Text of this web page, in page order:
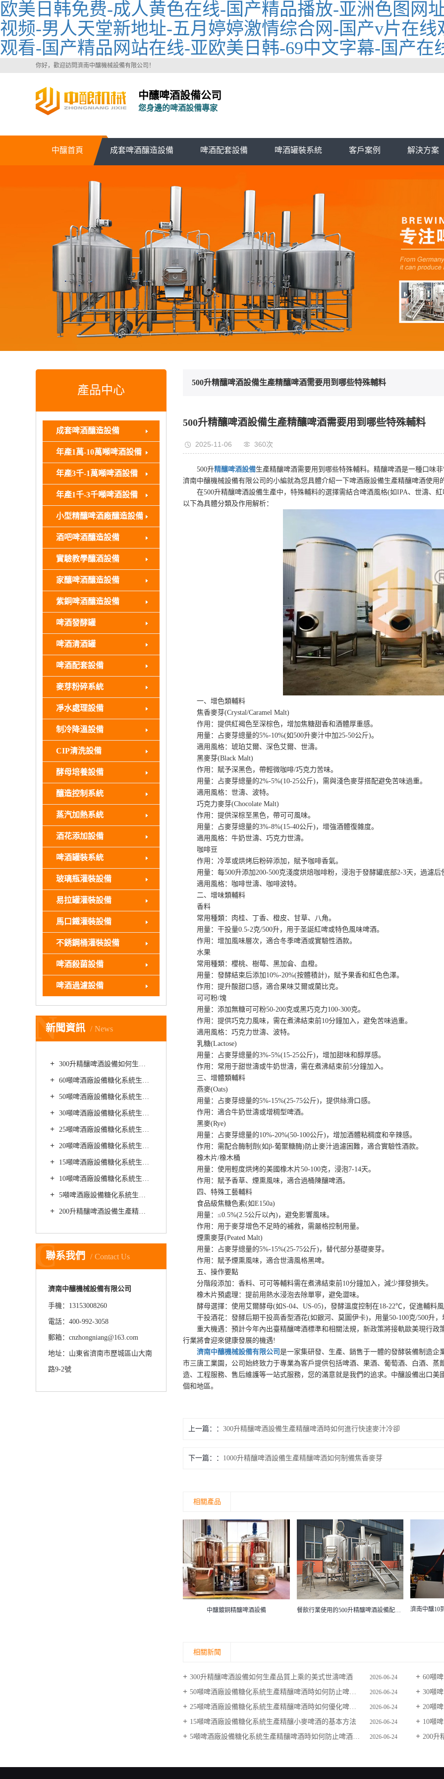
欧美日韩免费-成人黄色在线-国产精品播放-亚洲色图网
视频-男人天堂新地址-五月婷婷激情综合网-国产v片在
观看-国产精品网站在线-亚欧美日韩-69中文字幕-国产在
你好，歡迎訪問濟南中釀機械設備有限公司！
中釀啤酒設備公司
您身邊的啤酒設備專家
中釀首頁 成套啤酒釀造設備 啤酒配套設備 啤酒罐裝系統 客戶案例 解決方案
產品中心
成套啤酒釀造設備
年產1萬-10萬噸啤酒設備
年產3千-1萬噸啤酒設備
年產1千-3千噸啤酒設備
小型精釀啤酒廠釀造設備
酒吧啤酒釀造設備
實驗教學釀酒設備
家釀啤酒釀造設備
紫銅啤酒釀造設備
啤酒發酵罐
啤酒清酒罐
啤酒配套設備
麥芽粉碎系統
凈水處理設備
制冷降溫設備
CIP清洗設備
酵母培養設備
釀造控制系統
蒸汽加熱系統
酒花添加設備
啤酒罐裝系統
玻璃瓶灌裝設備
易拉罐灌裝設備
馬口鐵灌裝設備
不銹鋼桶灌裝設備
啤酒殺菌設備
啤酒過濾設備
新聞資訊 News
N
300升精釀啤酒設備如何生產品質上乘的美式世濤啤酒
60噸啤酒廠設備糖化系統生產精釀黑啤酒需要用到哪些種類的啤酒花
50噸啤酒廠設備糖化系統生產精釀啤酒時如何防止啤酒酸堿失衡
30噸啤酒廠設備糖化系統生產精釀啤酒時如何降低啤酒的整體酸度
25噸啤酒廠設備糖化系統生產精釀啤酒時如何優化啤酒的綜合口味
20噸啤酒廠設備糖化系統生產精釀黑啤有哪些營養價值
15噸啤酒廠設備糖化系統生產精釀小麥啤酒的基本方法
10噸啤酒廠設備糖化系統生產精釀啤酒如何進行麥芽發芽
5噸啤酒廠設備糖化系統生產精釀啤酒時如何防止啤酒麥芽粉碎不徹底
200升精釀啤酒設備生產精釀啤酒時如何防止啤酒的甜味過重
聯系我們 Contact Us
C
濟南中釀機械設備有限公司
手機：13153008260
電話：400-992-3058
郵箱：cnzhongniang@163.com
地址：山東省濟南市歷城區山大南
路9-2號
500升精釀啤酒設備生產精釀啤酒需要用到哪些特殊輔料
500升精釀啤酒設備生產精釀啤酒需要用到哪些特殊輔料
2025-11-06 360次
500升精釀啤酒設備生產精釀啤酒需要用到哪些特殊輔料。精釀啤酒是一種口味
濟南中釀機械設備有限公司的小編就為您具體介紹一下啤酒廠設備生產精釀啤酒使用
在500升精釀啤酒設備生產中，特殊輔料的選擇需結合啤酒風格(如IPA、世濤、
以下為具體分類及作用解析：
一、增色類輔料
焦香麥芽(Crystal/Caramel Malt)
作用：提供紅褐色至深棕色，增加焦糖甜香和酒體厚重感。
用量：占麥芽總量的5%-10%(如500升麥汁中加25-50公斤)。
適用風格：琥珀艾爾、深色艾爾、世濤。
黑麥芽(Black Malt)
作用：賦予深黑色，帶輕微咖啡/巧克力苦味。
用量：占麥芽總量的2%-5%(10-25公斤)，需與淺色麥芽搭配避免苦味過重。
適用風格：世濤、波特。
巧克力麥芽(Chocolate Malt)
作用：提供深棕至黑色，帶可可風味。
用量：占麥芽總量的3%-8%(15-40公斤)，增強酒體復雜度。
適用風格：牛奶世濤、巧克力世濤。
咖啡豆
作用：冷萃或烘烤后粉碎添加，賦予咖啡香氣。
用量：每500升添加200-500克淺度烘焙咖啡粉，浸泡于發酵罐底部2-3天，過濾后
適用風格：咖啡世濤、咖啡波特。
二、增味類輔料
香料
常用種類：肉桂、丁香、橙皮、甘草、八角。
用量：干投量0.5-2克/500升，用于圣誕紅啤或特色風味啤酒。
作用：增加風味層次，適合冬季啤酒或實驗性酒款。
水果
常用種類：櫻桃、樹莓、黑加侖、血橙。
用量：發酵結束后添加10%-20%(按體積計)，賦予果香和紅色色澤。
作用：提升酸甜口感，適合果味艾爾或蘭比克。
可可粉/塊
用量：添加無糖可可粉50-200克或黑巧克力100-300克。
作用：提供巧克力風味，需在煮沸結束前10分鐘加入，避免苦味過重。
適用風格：巧克力世濤、波特。
乳糖(Lactose)
用量：占麥芽總量的3%-5%(15-25公斤)，增加甜味和醇厚感。
作用：常用于甜世濤或牛奶世濤，需在煮沸結束前5分鐘加入。
三、增體類輔料
燕麥(Oats)
用量：占麥芽總量的5%-15%(25-75公斤)，提供絲滑口感。
作用：適合牛奶世濤或增稠型啤酒。
黑麥(Rye)
用量：占麥芽總量的10%-20%(50-100公斤)，增加酒體粘稠度和辛辣感。
作用：需配合酶制劑(如β-葡聚糖酶)防止麥汁過濾困難，適合實驗性酒款。
橡木片/橡木桶
用量：使用輕度烘烤的美國橡木片50-100克，浸泡7-14天。
作用：賦予香草、煙熏風味，適合過桶陳釀啤酒。
四、特殊工藝輔料
食品級焦糖色素(如E150a)
用量：≤0.5%(2.5公斤以內)，避免影響風味。
作用：用于麥芽增色不足時的補救，需嚴格控制用量。
煙熏麥芽(Peated Malt)
用量：占麥芽總量的5%-15%(25-75公斤)，替代部分基礎麥芽。
作用：賦予煙熏風味，適合世濤風格黑啤。
五、操作要點
分階段添加：香料、可可等輔料需在煮沸結束前10分鐘加入，減少揮發損失。
橡木片預處理：提前用熱水浸泡去除單寧，避免澀味。
酵母選擇：使用艾爾酵母(如S-04、US-05)，發酵溫度控制在18-22℃，促進輔料
干投酒花：發酵后期干投高香型酒花(如銀河、莫圖伊卡)，用量50-100克/500升，
重大機遇：預計今年內出臺精釀啤酒標準和相關法規，新政策將接軌歐美現行政
行業將會迎來健康發展的機遇!
濟南中釀機械設備有限公司 是一家集研發、生產、銷售于一體的發酵裝備制造
市三唐工業園，公司始終致力于專業為客戶提供包括啤酒、果酒、葡萄酒、白酒、
造、工程服務、售后維護等一站式服務，您的滿意就是我們的追求。中釀設備出口
個和地區。
上一篇： 300升精釀啤酒設備生產精釀啤酒時如何進行快速麥汁冷卻
下一篇： 1000升精釀啤酒設備生產精釀啤酒如何制備焦香麥芽
相關產品
濟南中釀10到50噸大型啤酒廠設備冰水罐
中釀60噸
相關新聞
300升精釀啤酒設備如何生產品質上乘的美式世濤啤酒 2026-06-24
60噸啤
50噸啤酒廠設備糖化系統生產精釀啤酒時如何防止啤酒酸堿失衡
2026-06-24
30噸啤
25噸啤酒廠設備糖化系統生產精釀啤酒時如何優化啤酒的綜合口味
2026-06-24
20噸
15噸啤酒廠設備糖化系統生產精釀小麥啤酒的基本方法
2026-06-24
10噸
5噸啤酒廠設備糖化系統生產精釀啤酒時如何防止啤酒麥芽粉碎不徹底
2026-06-24 200升